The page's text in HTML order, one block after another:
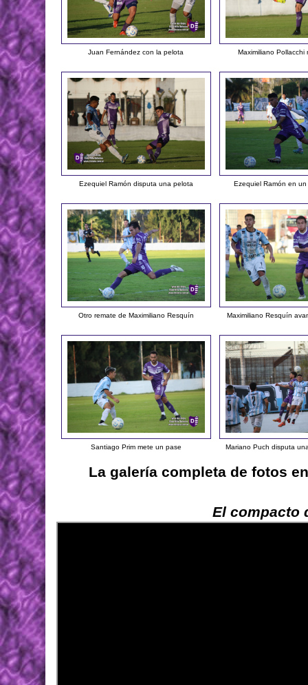
Juan Fernández con la pelota Maximiliano Pollacchi
Ezequiel Ramón disputa una pelota Ezequiel Ramón en
Otro remate de Maximiliano Resquín Maximiliano Resquín
Santiago Prim mete un pase Mariano Puch disputa
La galería completa de fotos
El compacto